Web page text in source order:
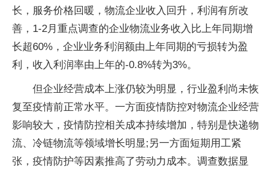
长，服务价格回暖，物流企业收入回升，利润有所改
善，1-2月重点调查的企业物流业务收入比上年同期增
长超60%，企业业务利润额由上年同期的亏损转为盈
利，收入利润率由上年的-0.8%转为3%。
但企业经营成本上涨仍较为明显，行业盈利尚未恢
复至疫情前正常水平。一方面疫情防控对物流企业经营
影响较大，疫情防控相关成本持续增加，特别是快递物
流、冷链物流等领域增长明显;另一方面短期用工紧
张，疫情防护等因素推高了劳动力成本。调查数据显